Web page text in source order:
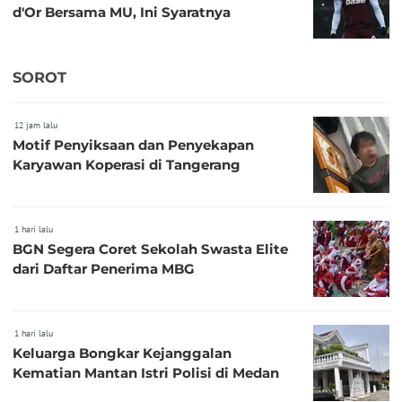
d'Or Bersama MU, Ini Syaratnya
SOROT
12 jam lalu
Motif Penyiksaan dan Penyekapan
Karyawan Koperasi di Tangerang
1 hari lalu
BGN Segera Coret Sekolah Swasta Elite
dari Daftar Penerima MBG
1 hari lalu
Keluarga Bongkar Kejanggalan
Kematian Mantan Istri Polisi di Medan